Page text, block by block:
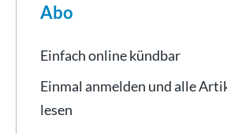
Abo
Einfach online kündbar
Einmal anmelden und alle
lesen